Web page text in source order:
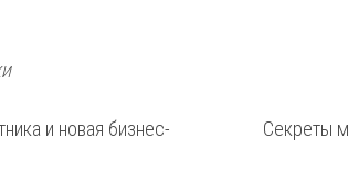
и новая бизнес-
Секреты